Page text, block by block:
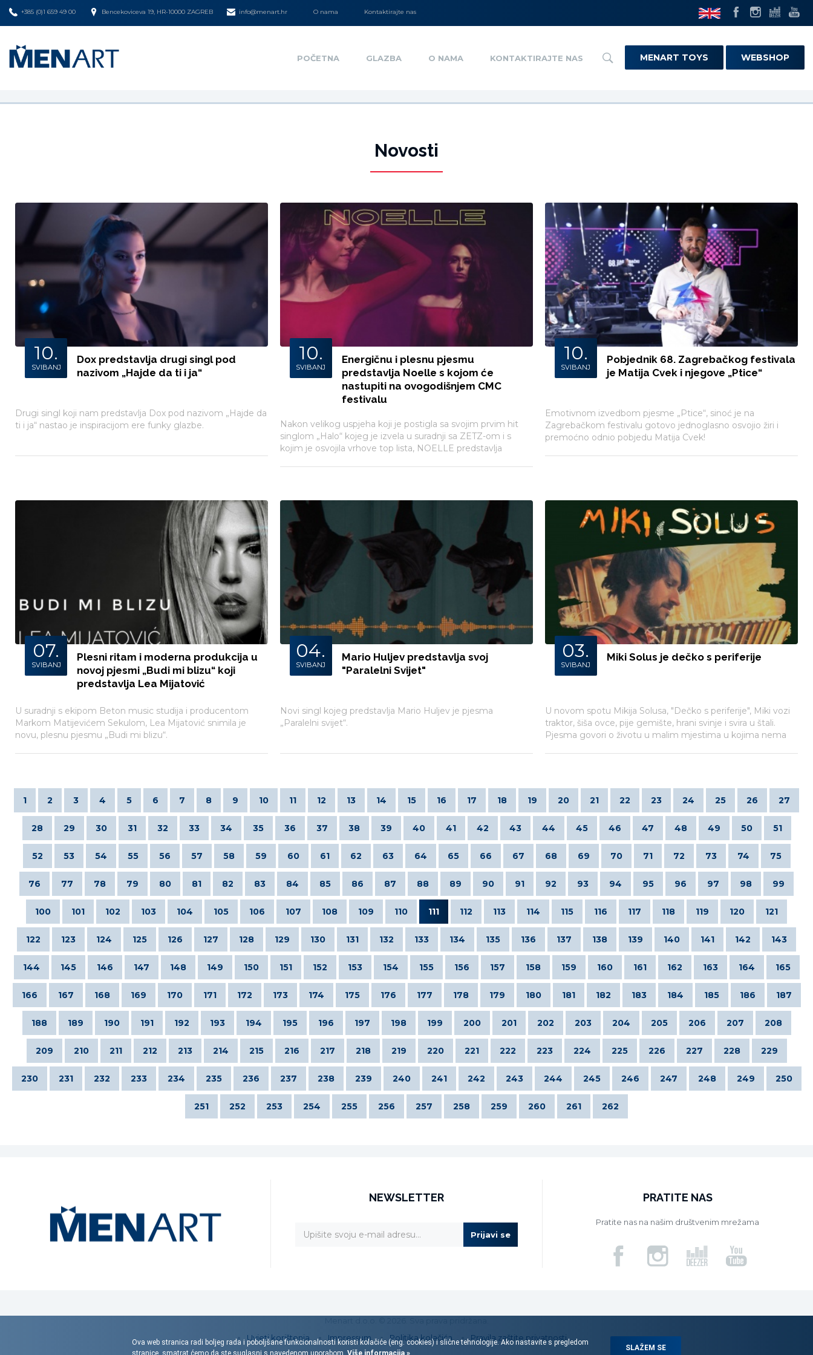
+385 (0)1 659 49 00 Bencekoviceva 19, HR-10000 ZAGREB info@menart.hr O nama Kontaktirajte nas
POČETNA GLAZBA O NAMA KONTAKTIRAJTE NAS MENART TOYS WEBSHOP
Novosti
10.
SVIBANJ
Dox predstavlja drugi singl pod
nazivom „Hajde da ti i ja“
Drugi singl koji nam predstavlja Dox pod nazivom „Hajde da
ti i ja“ nastao je inspiracijom ere funky glazbe.
10.
SVIBANJ
Energičnu i plesnu pjesmu
predstavlja Noelle s kojom će
nastupiti na ovogodišnjem CMC
festivalu
Nakon velikog uspjeha koji je postigla sa svojim prvim hit
singlom „Halo“ kojeg je izvela u suradnji sa ZETZ-om i s
kojim je osvojila vrhove top lista, NOELLE predstavlja
10.
SVIBANJ
Pobjednik 68. Zagrebačkog festivala
je Matija Cvek i njegove „Ptice“
Emotivnom izvedbom pjesme „Ptice“, sinoć je na
Zagrebačkom festivalu gotovo jednoglasno osvojio žiri i
premoćno odnio pobjedu Matija Cvek!
07.
SVIBANJ
Plesni ritam i moderna produkcija u
novoj pjesmi „Budi mi blizu“ koji
predstavlja Lea Mijatović
U suradnji s ekipom Beton music studija i producentom
Markom Matijevićem Sekulom, Lea Mijatović snimila je
novu, plesnu pjesmu „Budi mi blizu“.
04.
SVIBANJ
Mario Huljev predstavlja svoj
"Paralelni Svijet"
Novi singl kojeg predstavlja Mario Huljev je pjesma
„Paralelni svijet“.
03.
SVIBANJ
Miki Solus je dečko s periferije
U novom spotu Mikija Solusa, "Dečko s periferije", Miki vozi
traktor, šiša ovce, pije gemište, hrani svinje i svira u štali.
Pjesma govori o životu u malim mjestima u kojima nema
1 2 3 4 5 6 7 8 9 10 11 12 13 14 15 16 17 18 19 20 21 22 23 24 25 26 27
28 29 30 31 32 33 34 35 36 37 38 39 40 41 42 43 44 45 46 47 48 49 50 51
52 53 54 55 56 57 58 59 60 61 62 63 64 65 66 67 68 69 70 71 72 73 74 75
76 77 78 79 80 81 82 83 84 85 86 87 88 89 90 91 92 93 94 95 96 97 98 99
100 101 102 103 104 105 106 107 108 109 110 111 112 113 114 115 116 117 118 119 120 121
122 123 124 125 126 127 128 129 130 131 132 133 134 135 136 137 138 139 140 141 142 143
144 145 146 147 148 149 150 151 152 153 154 155 156 157 158 159 160 161 162 163 164 165
166 167 168 169 170 171 172 173 174 175 176 177 178 179 180 181 182 183 184 185 186 187
188 189 190 191 192 193 194 195 196 197 198 199 200 201 202 203 204 205 206 207 208
209 210 211 212 213 214 215 216 217 218 219 220 221 222 223 224 225 226 227 228 229
230 231 232 233 234 235 236 237 238 239 240 241 242 243 244 245 246 247 248 249 250
251 252 253 254 255 256 257 258 259 260 261 262
NEWSLETTER
Prijavi se
PRATITE NAS
Pratite nas na našim društvenim mrežama
Uvjeti korištenja
Impressum Politika kolačića Pravila zaštite privatnosti
Ova web stranica radi boljeg rada i poboljšane funkcionalnosti koristi kolačiće (eng. cookies) i slične tehnologije. Ako nastavite s pregledom
stranice, smatrat ćemo da ste suglasni s navedenom uporabom. Više informacija »
SLAŽEM SE